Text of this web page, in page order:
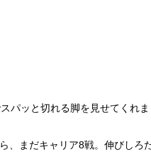
パッと切れる脚を見せてくれま
、まだキャリア8戦。伸びしろ